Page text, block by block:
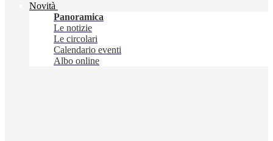
Novità
Panoramica
Le notizie
Le circolari
Calendario eventi
Albo online